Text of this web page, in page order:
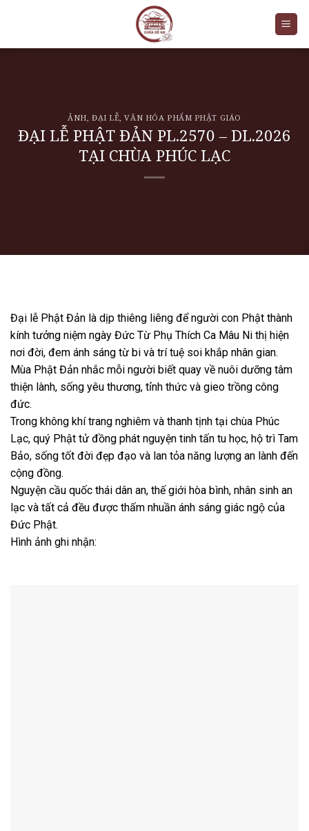
ẢNH, ĐẠI LỄ,VĂN HÓA PHẨM PHẬT GIÁO
ĐẠI LỄ PHẬT ĐẢN PL.2570 – DL.2026
TẠI CHÙA PHÚC LẠC
Đại lễ Phật Đản là dịp thiêng liêng để người con Phật thành
kính tưởng niệm ngày Đức Từ Phụ Thích Ca Mâu Ni thị hiện
nơi đời, đem ánh sáng từ bi và trí tuệ soi khắp nhân gian.
Mùa Phật Đản nhắc mỗi người biết quay về nuôi dưỡng tâm
thiện lành, sống yêu thương, tỉnh thức và gieo trồng công
đức.
Trong không khí trang nghiêm và thanh tịnh tại chùa Phúc
Lạc, quý Phật tử đồng phát nguyện tinh tấn tu học, hộ trì Tam
Bảo, sống tốt đời đẹp đạo và lan tỏa năng lượng an lành đến
cộng đồng.
Nguyện cầu quốc thái dân an, thế giới hòa bình, nhân sinh an
lạc và tất cả đều được thấm nhuần ánh sáng giác ngộ của
Đức Phật.
Hình ảnh ghi nhận: